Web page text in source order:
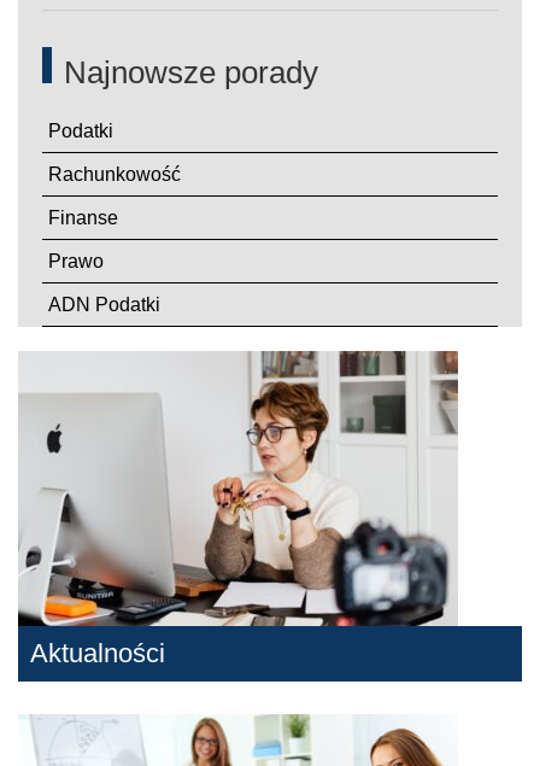
Najnowsze porady
Podatki
Rachunkowość
Finanse
Prawo
ADN Podatki
Aktualności